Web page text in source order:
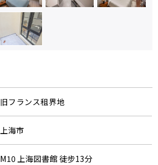
旧フランス租界地
上海市
M10 上海図書館 徒步13分